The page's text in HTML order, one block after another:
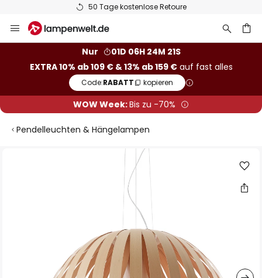
50 Tage kostenlose Retoure
Inhalt
Nur
01D 06H 24M 20S
EXTRA 10% ab 109 € & 13% ab 159 €auf fast alles
Code:RABATT kopieren
WOW Week:Bis zu -70%
Pendelleuchten & Hängelampen